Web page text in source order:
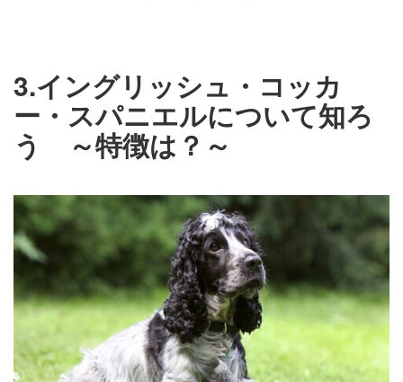
3.イングリッシュ・コッカ
ー・スパニエルについて知ろ
う ～特徴は？～